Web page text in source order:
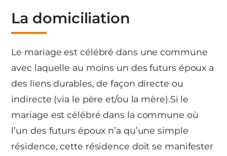
La domiciliation
Le mariage est célébré dans une commune
avec laquelle au moins un des futurs époux a
des liens durables, de façon directe ou
indirecte (via le père et/ou la mère).Si le
mariage est célébré dans la commune où
l’un des futurs époux n’a qu’une simple
résidence, cette résidence doit se manifester